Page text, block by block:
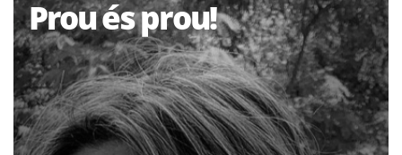
Prou és prou!